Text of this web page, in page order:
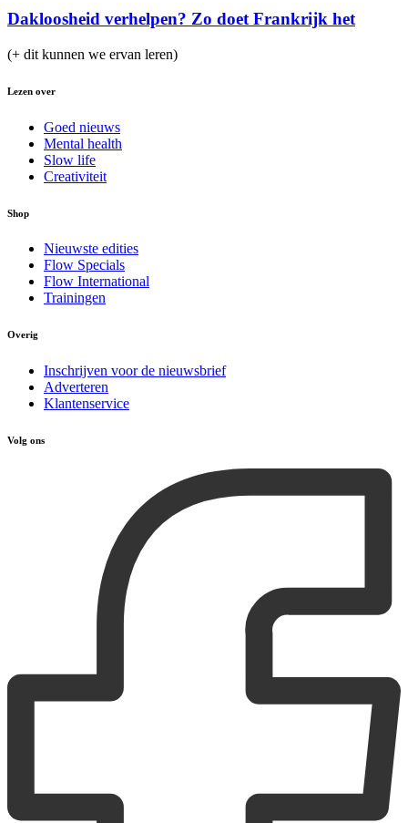
Dakloosheid verhelpen? Zo doet Frankrijk het
(+ dit kunnen we ervan leren)
Lezen over
Goed nieuws
Mental health
Slow life
Creativiteit
Shop
Nieuwste edities
Flow Specials
Flow International
Trainingen
Overig
Inschrijven voor de nieuwsbrief
Adverteren
Klantenservice
Volg ons